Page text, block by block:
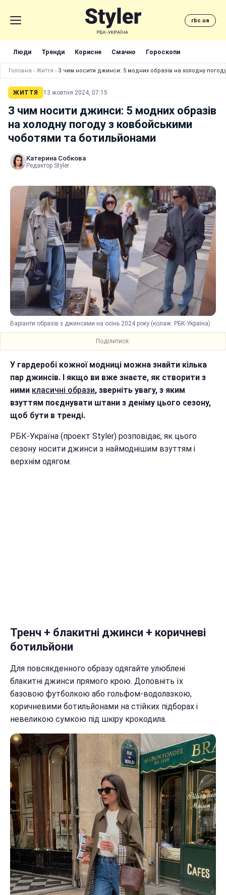
rbc.ua
Люди Тренди Корисне Смачно Гороскопи
Головна › Життя › З чим носити джинси: 5 модних образів на холодну
ЖИТТЯ 13 жовтня 2024, 07:15
З чим носити джинси: 5 модних образів
на холодну погоду з ковбойськими
чоботями та ботильйонами
Катерина Собкова
Редактор Styler
Варіанти образів з джинсами на осінь 2024 року (колаж: РБК-Україна)
Поділитися:
У гардеробі кожної модниці можна знайти кілька
пар джинсів. І якщо ви вже знаєте, як створити з
ними класичні образи, зверніть увагу, з яким
взуттям поєднувати штани з деніму цього сезону,
щоб бути в тренді.
РБК-Україна (проект Styler) розповідає, як цього
сезону носити джинси з наймоднішим взуттям і
верхнім одягом.
Тренч + блакитні джинси + коричневі
ботильйони
Для повсякденного образу одягайте улюблені
блакитні джинси прямого крою. Доповніть їх
базовою футболкою або гольфом-водолазкою,
коричневими ботильйонами на стійких підборах і
невеликою сумкою під шкіру крокодила.